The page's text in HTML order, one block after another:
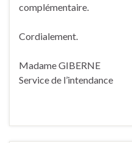
complémentaire.
Cordialement.
Madame GIBERNE
Service de l’intendance